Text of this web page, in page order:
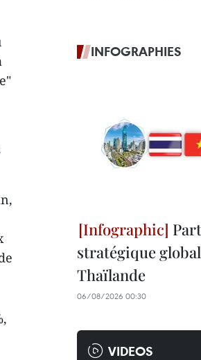
INFOGRAPHIES
stratégique
Thaïlande
06/08/2026 00:30
VIDEOS